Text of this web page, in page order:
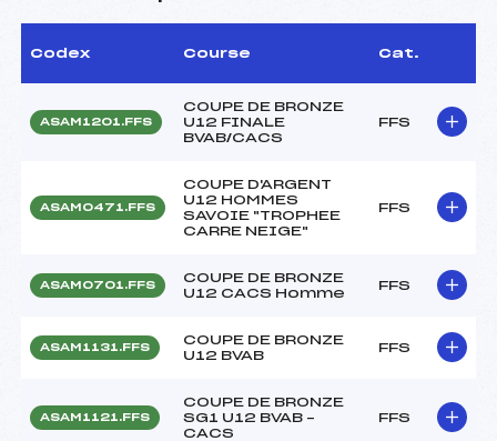
Codex Course Cat.
ASAM1201.FFS
COUPE DE BRONZE
U12 FINALE
BVAB/CACS
FFS
ASAM0471.FFS
COUPE D'ARGENT
U12 HOMMES
SAVOIE "TROPHEE
CARRE NEIGE"
FFS
ASAM0701.FFS
COUPE DE BRONZE
U12 CACS Homme
FFS
ASAM1131.FFS
COUPE DE BRONZE
U12 BVAB
FFS
ASAM1121.FFS
COUPE DE BRONZE
SG1 U12 BVAB –
CACS
FFS